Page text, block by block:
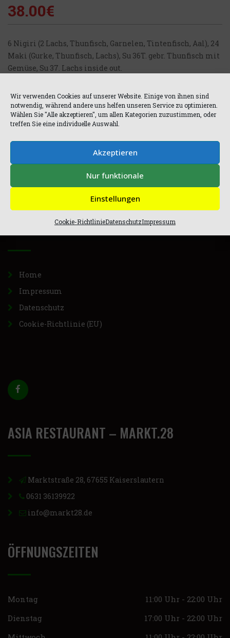
Wir verwenden Cookies auf unserer Website. Einige von ihnen sind
notwendig, während andere uns helfen unseren Service zu optimieren.
Wählen Sie "Alle akzeptieren", um allen Kategorien zuzustimmen, oder
treffen Sie eine individuelle Auswahl.
Akzeptieren
Nur funktionale
Einstellungen
Cookie-RichtlinieDatenschutzImpressum
38.00€
6 Nigiri (2 Lachs, Thunfisch, Garnelen, Tintenfisch, Aal), 24
Maki (Gurke, Thunfisch, Lachs), Su 36T. gebr. Thunfisch mit
Gemüse, Su 37. Lachs inside out.
(cucumber, tuna, salmon), Su 36T. seared tuna with
vegetables, Su 37. salmon inside out.
Home
Impressum
Datenschutz
Cookie-Richtlinie (EU)
ASIA RESTAURANT – MARKT.28
Marktstraße 28, 67655 Kaiserslautern
0631 36139922
info@markt28.de
ÖFFNUNGSZEITEN
Montag
11:00 Uhr - 22:00 Uhr
Dienstag
17:00 Uhr - 22:00 Uhr